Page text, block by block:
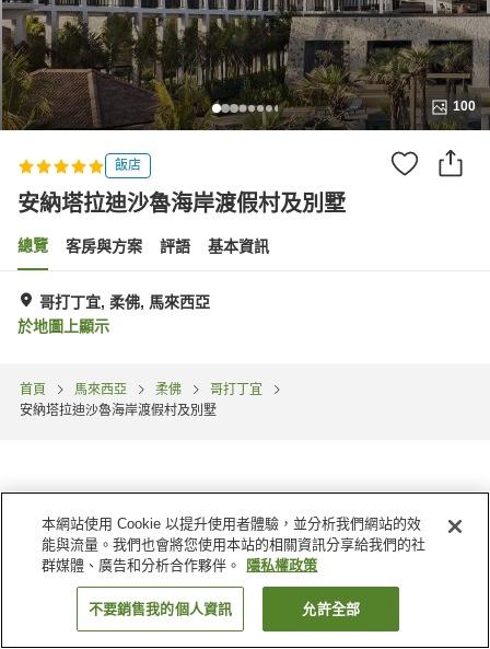
100
飯店
安納塔拉迪沙魯海岸渡假村及別墅
總覽 客房與方案 評語 基本資訊
哥打丁宜, 柔佛, 馬來西亞
於地圖上顯示
首頁 馬來西亞 柔佛
哥打丁宜
安納塔拉迪沙魯海岸渡假村及別墅
找客房
本網站使用 Cookie 以提升使用者體驗，並分析我們網站的效
能與流量。我們也會將您使用本站的相關資訊分享給我們的社
群媒體、廣告和分析合作夥伴。
隱私權政策
不要銷售我的個人資訊 允許全部